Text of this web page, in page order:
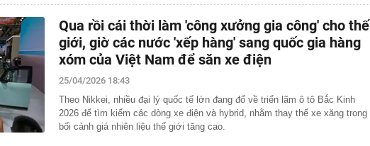
Qua rồi cái thời làm 'công xưởng gia công' cho thế
giới, giờ các nước 'xếp hàng' sang quốc gia hàng
xóm của Việt Nam để săn xe điện
25/04/2026 18:43
Theo Nikkei, nhiều đại lý quốc tế lớn đang đổ về triển lãm ô tô Bắc Kinh
2026 để tìm kiếm các dòng xe điện và hybrid, nhằm thay thế xe xăng trong
bối cảnh giá nhiên liệu thế giới tăng cao.